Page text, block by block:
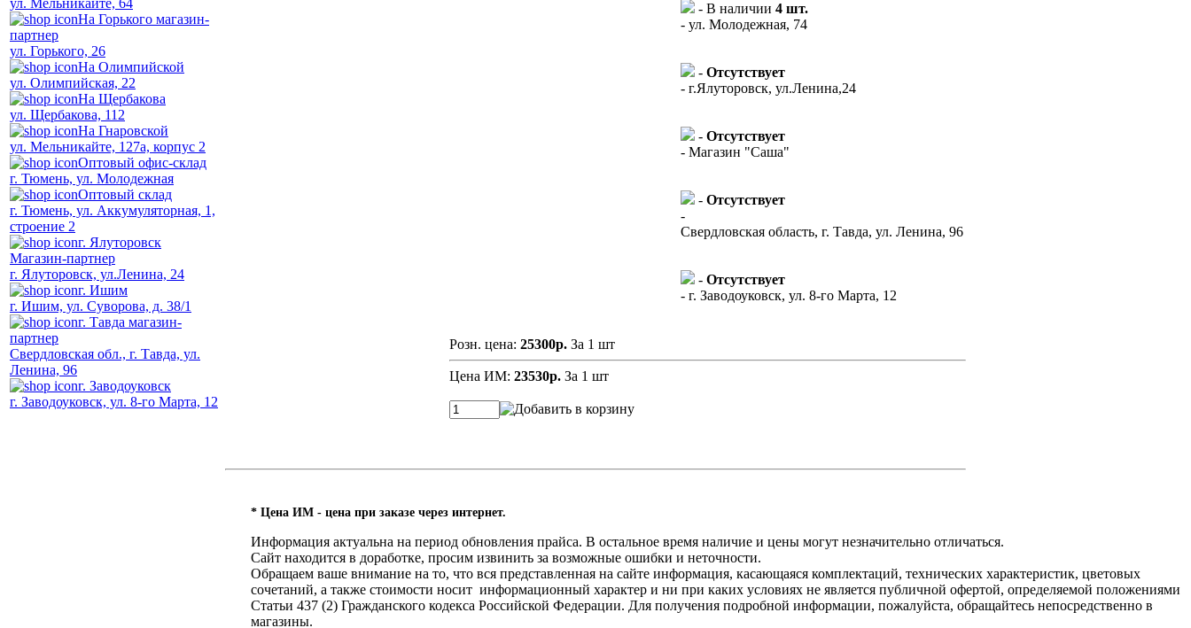
ул. Мельникайте, 64
На Горького магазин-
партнер
ул. Горького, 26
На Олимпийской
ул. Олимпийская, 22
На Щербакова
ул. Щербакова, 112
На Гнаровской
ул. Мельникайте, 127а, корпус 2
Оптовый офис-склад
г. Тюмень, ул. Молодежная
Оптовый склад
г. Тюмень, ул. Аккумуляторная, 1,
строение 2
г. Ялуторовск
Магазин-партнер
г. Ялуторовск, ул.Ленина, 24
г. Ишим
г. Ишим, ул. Суворова, д. 38/1
г. Тавда магазин-
партнер
Свердловская обл., г. Тавда, ул.
Ленина, 96
г. Заводоуковск
г. Заводоуковск, ул. 8-го Марта, 12
- В наличии 4 шт.
- ул. Молодежная, 74
- Отсутствует
- г.Ялуторовск, ул.Ленина,24
- Отсутствует
- Магазин "Саша"
- Отсутствует
-
Свердловская область, г. Тавда, ул. Ленина, 96
- Отсутствует
- г. Заводоуковск, ул. 8-го Марта, 12
Розн. цена: 25300р. За 1 шт
Цена ИМ: 23530р. За 1 шт
* Цена ИМ - цена при заказе через интернет.
Информация актуальна на период обновления прайса. В остальное время наличие и цены могут незначительно отличаться.
Сайт находится в доработке, просим извинить за возможные ошибки и неточности.
Обращаем ваше внимание на то, что вся представленная на сайте информация, касающаяся комплектаций, технических характеристик, цветовых
сочетаний, а также стоимости носит информационный характер и ни при каких условиях не является публичной офертой, определяемой положениями
Статьи 437 (2) Гражданского кодекса Российской Федерации. Для получения подробной информации, пожалуйста, обращайтесь непосредственно в
магазины.